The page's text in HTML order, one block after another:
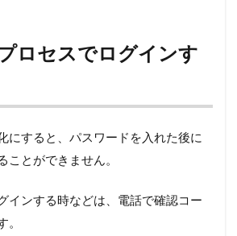
ロセスでログインす
にすると、パスワードを入れた後に
ことができません。
インする時などは、電話で確認コー
。